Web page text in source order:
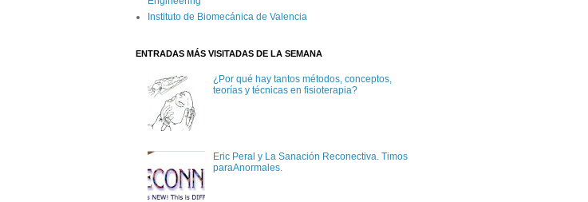
Instituto de Biomecánica de Valencia
ENTRADAS MÁS VISITADAS DE LA SEMANA
¿Por qué hay tantos métodos, conceptos,
teorías y técnicas en fisioterapia?
Eric Peral y La Sanación Reconectiva. Timos
paraAnormales.